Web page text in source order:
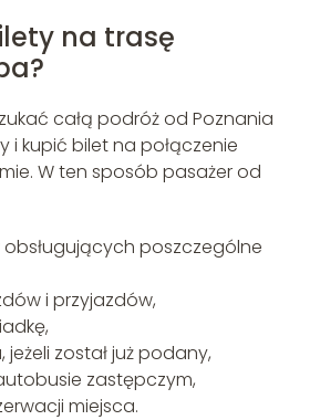
na trasę
całą podróż od Poznania
i kupić bilet na połączenie
W ten sposób pasażer od
poszczególne
i przyjazdów,
został już podany,
zastępczym,
miejsca.